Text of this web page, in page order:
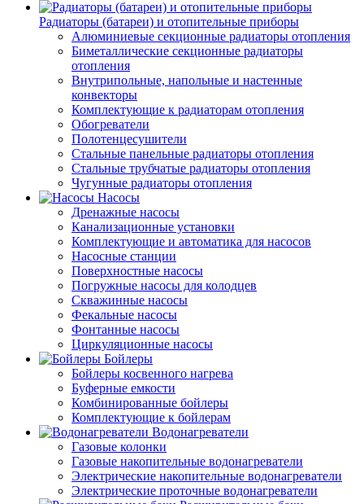
Радиаторы (батареи) и отопительные приборы
Алюминиевые секционные радиаторы отопления
Биметаллические секционные радиаторы
отопления
Внутрипольные, напольные и настенные
конвекторы
Комплектующие к радиаторам отопления
Обогреватели
Полотенцесушители
Стальные панельные радиаторы отопления
Стальные трубчатые радиаторы отопления
Чугунные радиаторы отопления
Насосы
Дренажные насосы
Канализационные установки
Комплектующие и автоматика для насосов
Насосные станции
Поверхностные насосы
Погружные насосы для колодцев
Скважинные насосы
Фекальные насосы
Фонтанные насосы
Циркуляционные насосы
Бойлеры
Бойлеры косвенного нагрева
Буферные емкости
Комбинированные бойлеры
Комплектующие к бойлерам
Водонагреватели
Газовые колонки
Газовые накопительные водонагреватели
Электрические накопительные водонагреватели
Электрические проточные водонагреватели